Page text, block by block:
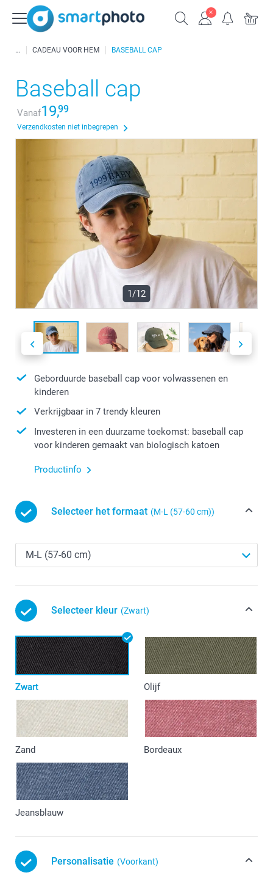
CADEAU VOOR HEM BASEBALL CAP
Baseball cap
Vanaf19,99
Verzendkosten niet inbegrepen
1/12
Geborduurde baseball cap voor volwassenen en
kinderen
Verkrijgbaar in 7 trendy kleuren
Investeren in een duurzame toekomst: baseball cap
voor kinderen gemaakt van biologisch katoen
Productinfo
Selecteer het formaat (M-L (57-60 cm))
Selecteer kleur (Zwart)
Zwart Olijf
Zand Bordeaux
Jeansblauw
Personalisatie (Voorkant)